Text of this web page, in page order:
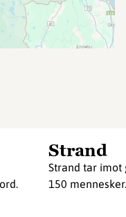
Strand
Strand tar
150 mennesker.